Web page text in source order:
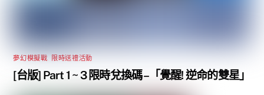
夢幻模擬戰 限時送禮活動
[台版] Part 1 ~ 3 限時兌換碼 –「覺醒! 逆命的雙星」